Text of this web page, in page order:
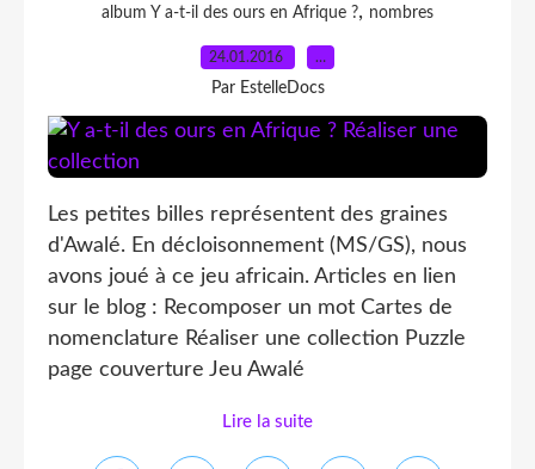
album Y a-t-il des ours en Afrique ?, nombres
24.01.2016 …
Par EstelleDocs
Les petites billes représentent des graines
d'Awalé. En décloisonnement (MS/GS), nous
avons joué à ce jeu africain. Articles en lien
sur le blog : Recomposer un mot Cartes de
nomenclature Réaliser une collection Puzzle
page couverture Jeu Awalé
Lire la suite